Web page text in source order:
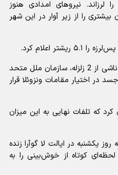
لرزاند. نیروهای امدادی هنوز
بیشتری را از زیر آوار در این شهر
اعلام کرد.
با توجه به احتمال افزایش تلفات ناشی از 2 زلزله، سازمان ملل متحد
حمل جسد در اختیار مقامات ونزوئلا قرار
کرد که تلفات نهایی به این میزان
یکشنبه در ایالت لا گوآرا زنده
کوتاه از خوش‌بینی را به